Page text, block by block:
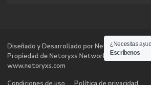
Diseñado y Desarrollado por Netoryxs
Propiedad de Netoryxs Networks Technologies |
www.netoryxs.com
¿Necesitas
Escríbenos